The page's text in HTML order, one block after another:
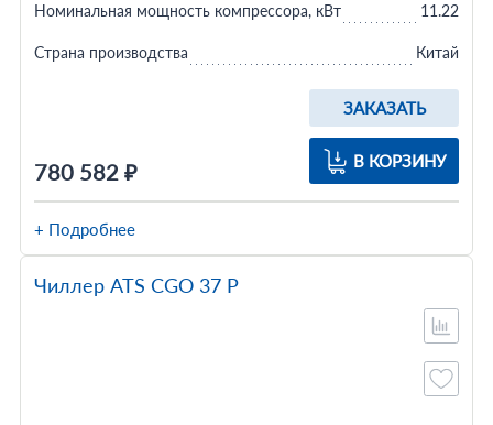
780 582 ₽
ЗАКАЗАТЬ
В КОРЗИНУ
Номинальная мощность компрессора, кВт 11.22
Страна производства Китай
+ Подробнее
Чиллер ATS CGO 37 P